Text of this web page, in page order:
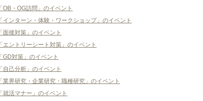
「OB・OG訪問」のイベント
「インターン・体験・ワークショップ」のイベント
「面接対策」のイベント
「エントリーシート対策」のイベント
「GD対策」のイベント
「自己分析」のイベント
「業界研究・企業研究・職種研究」のイベント
「就活マナー」のイベント